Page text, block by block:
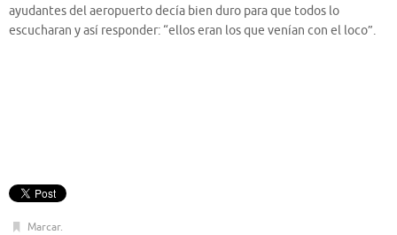
ayudantes del aeropuerto decía bien duro para que todos lo
escucharan y así responder: “ellos eran los que venían con el loco”.
Marcar.